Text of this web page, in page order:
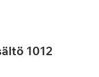
1012